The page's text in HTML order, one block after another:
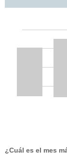
¿Cuál es el mes